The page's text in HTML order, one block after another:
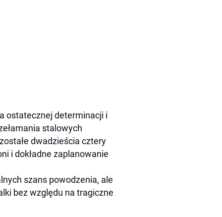
ostatecznej determinacji i
stalowych
dwadzieścia cztery
i dokładne zaplanowanie
szans powodzenia, ale
bez względu na tragiczne